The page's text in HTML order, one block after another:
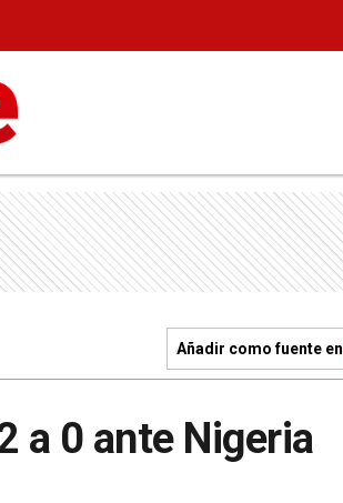
Añadir como fuente en
a 0 ante Nigeria